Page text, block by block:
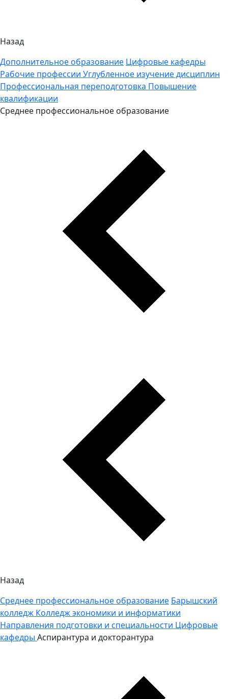
Назад
Дополнительное образование Цифровые кафедры
Рабочие профессии Углубленное изучение дисциплин
Профессиональная переподготовка Повышение
квалификации
Среднее профессиональное образование
Назад
Среднее профессиональное образование Барышский
колледж Колледж экономики и информатики
Направления подготовки и специальности Цифровые
кафедры Аспирантура и докторантура